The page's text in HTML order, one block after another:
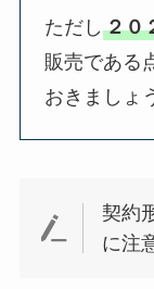
ただし２０
販売である
おきましょ
契約
に注